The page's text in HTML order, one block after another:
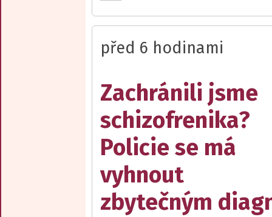
před 6 hodinami
Zachránili jsme
schizofrenika?
Policie se má
vyhnout
zbytečným